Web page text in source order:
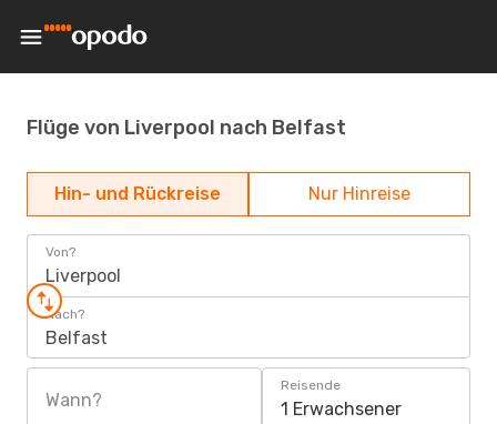
Flüge von Liverpool nach Belfast
Hin- und Rückreise Nur Hinreise
Von?
Liverpool
Nach?
Belfast
Wann?
Reisende
1 Erwachsener